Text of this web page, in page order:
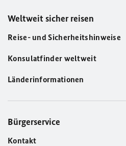
Weltweit sicher reisen
Reise- und Sicherheitshinweise
Konsulatfinder weltweit
Länderinformationen
Bürgerservice
Kontakt